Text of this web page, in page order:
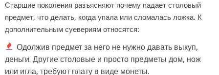
Старшие поколения разъясняют почему падает столовый
предмет, что делать, когда упала или сломалась ложка. К
дополнительным суевериям относятся:
Одолжив предмет за него не нужно давать выкуп,
деньги. Другие столовые и просто предметы дом, нож
или игла, требуют плату в виде монеты.